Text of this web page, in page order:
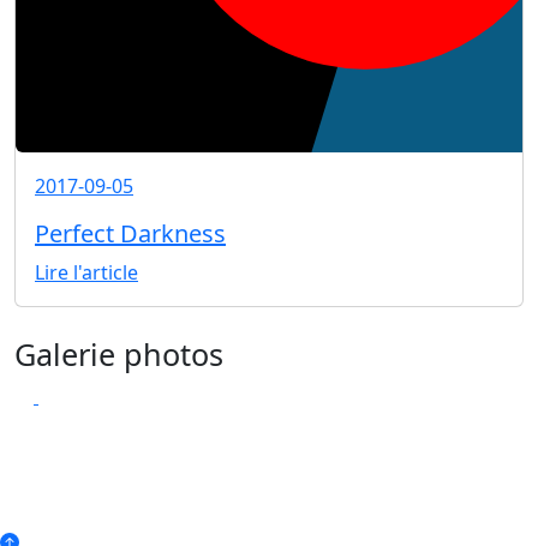
2017-09-05
Perfect Darkness
Lire l'article
Galerie photos